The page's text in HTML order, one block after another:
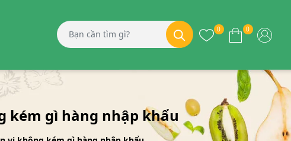
0 0
kém gì hàng nhập khẩu